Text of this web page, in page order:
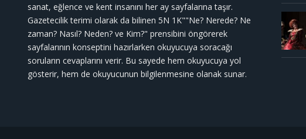
sanat, eğlence ve kent insanını her ay sayfalarına taşır.
Gazetecilik terimi olarak da bilinen 5N 1K""Ne? Nerede? Ne
zaman? Nasıl? Neden? ve Kim?" prensibini öngörerek
sayfalarının konseptini hazırlarken okuyucuya soracağı
soruların cevaplarını verir. Bu sayede hem okuyucuya yol
gösterir, hem de okuyucunun bilgilenmesine olanak sunar.